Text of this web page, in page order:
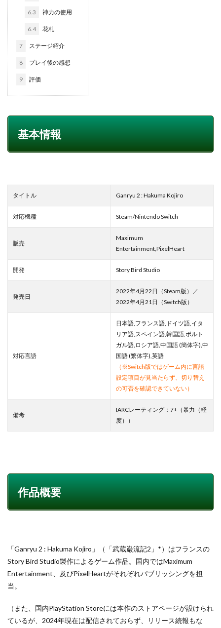
6.3 神力の使用
6.4 花札
7 ステージ紹介
8 プレイ後の感想
9 評価
基本情報
タイトル Ganryu 2 : Hakuma Kojiro
対応機種 Steam/Nintendo Switch
販売
Maximum
Entertainment,PixelHeart
開発 Story Bird Studio
発売日
2022年4月22日（Steam版）／
2022年4月21日（Switch版）
対応言語
日本語,フランス語,ドイツ語,イタ
リア語,スペイン語,韓国語,ポルト
ガル語,ロシア語,中国語 (簡体字),中
国語 (繁体字),英語
（※Switch版ではゲーム内に言語
設定項目が見当たらず、切り替え
の可否を確認できていない）
備考
IARCレーティング：7+（暴力（軽
度））
作品概要
「Ganryu 2 : Hakuma Kojiro」（「武蔵巌流記2」*）はフランスの
Story Bird Studio製作によるゲーム作品。国内ではMaximum
Entertainment、及びPixelHeartがそれぞれパブリッシングを担
当。
（また、国内PlayStation Storeには本作のストアページが設けられ
ているが、2024年現在は配信されておらず、リリース続報もな